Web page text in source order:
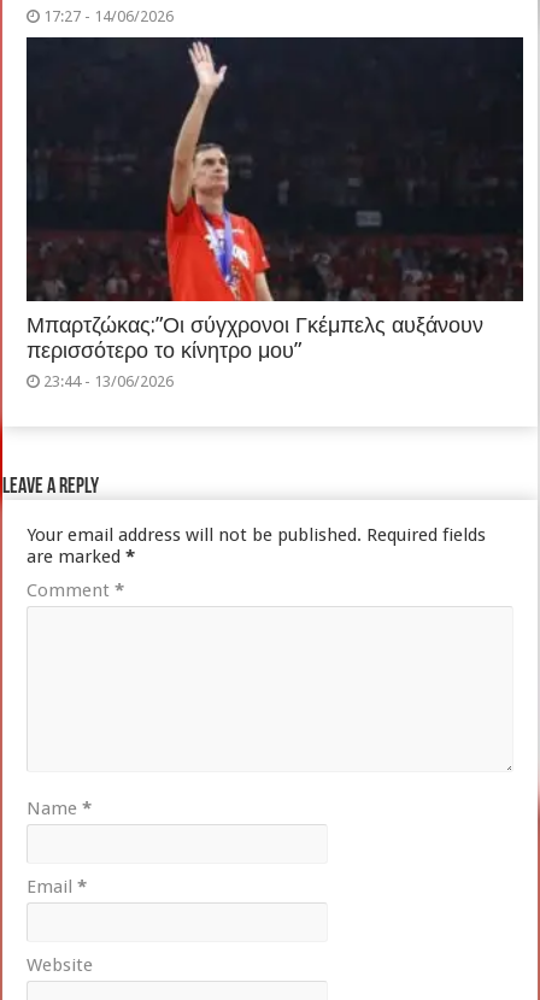
17:27 - 14/06/2026
Μπαρτζώκας:”Οι σύγχρονοι Γκέμπελς αυξάνουν
περισσότερο το κίνητρο μου”
23:44 - 13/06/2026
Leave a Reply
Your email address will not be published. Required fields
are marked*
Comment*
Name*
Email*
Website